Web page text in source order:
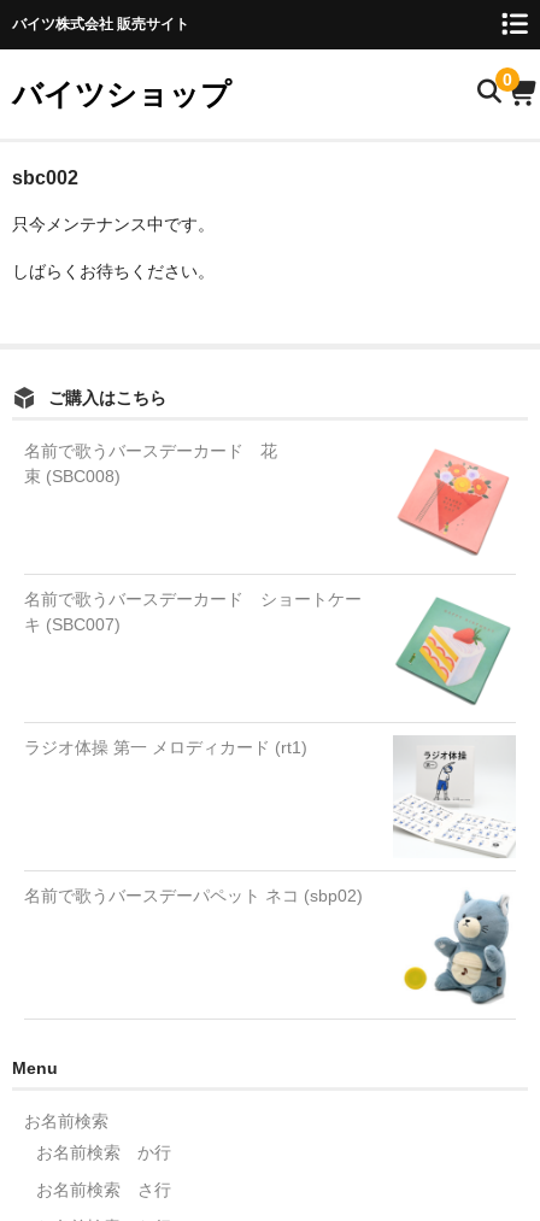
バイツ株式会社 販売サイト
バイツショップ 0
ホーム
商品について
お名前検索
FAQ
sbc002
只今メンテナンス中です。
しばらくお待ちください。
ご購入はこちら
名前で歌うバースデーカード 花
束 (SBC008)
名前で歌うバースデーカード ショートケー
キ (SBC007)
ラジオ体操 第一 メロディカード (rt1)
名前で歌うバースデーパペット ネコ (sbp02)
Menu
お名前検索
お名前検索 か行
お名前検索 さ行